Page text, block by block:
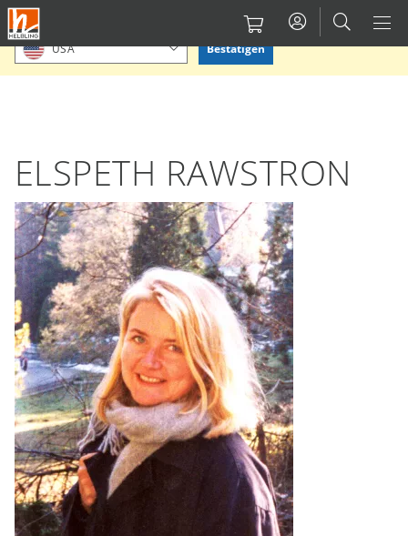
Direkt
zum
Inhalt
Bitte Standort bestätigen oder einen anderen auswählen.
USA Bestätigen
ELSPETH RAWSTRON